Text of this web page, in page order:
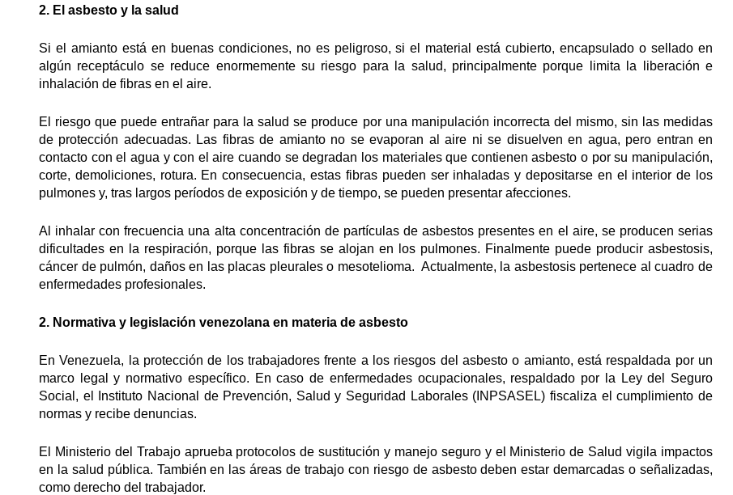
2. El asbesto y la salud
Si el amianto está en buenas condiciones, no es peligroso, si el material está cubierto, encapsulado o sellado en
algún receptáculo se reduce enormemente su riesgo para la salud, principalmente porque limita la liberación e
inhalación de fibras en el aire.
El riesgo que puede entrañar para la salud se produce por una manipulación incorrecta del mismo, sin las medidas
de protección adecuadas. Las fibras de amianto no se evaporan al aire ni se disuelven en agua, pero entran en
contacto con el agua y con el aire cuando se degradan los materiales que contienen asbesto o por su manipulación,
corte, demoliciones, rotura. En consecuencia, estas fibras pueden ser inhaladas y depositarse en el interior de los
pulmones y, tras largos períodos de exposición y de tiempo, se pueden presentar afecciones.
Al inhalar con frecuencia una alta concentración de partículas de asbestos presentes en el aire, se producen serias
dificultades en la respiración, porque las fibras se alojan en los pulmones. Finalmente puede producir asbestosis,
cáncer de pulmón, daños en las placas pleurales o mesotelioma. Actualmente, la asbestosis pertenece al cuadro de
enfermedades profesionales.
2. Normativa y legislación venezolana en materia de asbesto
En Venezuela, la protección de los trabajadores frente a los riesgos del asbesto o amianto, está respaldada por un
marco legal y normativo específico. En caso de enfermedades ocupacionales, respaldado por la Ley del Seguro
Social, el Instituto Nacional de Prevención, Salud y Seguridad Laborales (INPSASEL) fiscaliza el cumplimiento de
normas y recibe denuncias.
El Ministerio del Trabajo aprueba protocolos de sustitución y manejo seguro y el Ministerio de Salud vigila impactos
en la salud pública. También en las áreas de trabajo con riesgo de asbesto deben estar demarcadas o señalizadas,
como derecho del trabajador.